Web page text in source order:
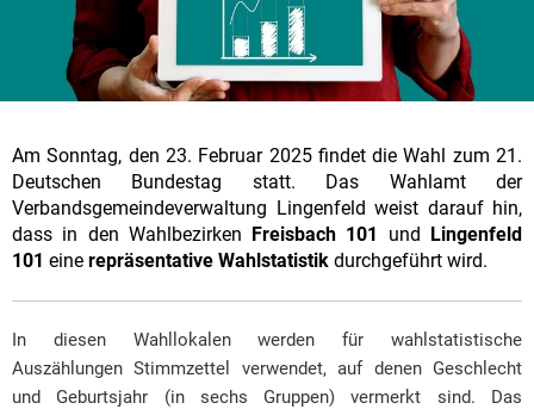
Am Sonntag, den 23. Februar 2025 findet die Wahl zum 21.
Deutschen Bundestag statt. Das Wahlamt der
Verbandsgemeindeverwaltung Lingenfeld weist darauf hin,
dass in den Wahlbezirken Freisbach 101 und Lingenfeld
101 eine repräsentative Wahlstatistik durchgeführt wird.
In diesen Wahllokalen werden für wahlstatistische
Auszählungen Stimmzettel verwendet, auf de­nen Geschlecht
und Geburtsjahr (in sechs Gruppen) vermerkt sind. Das